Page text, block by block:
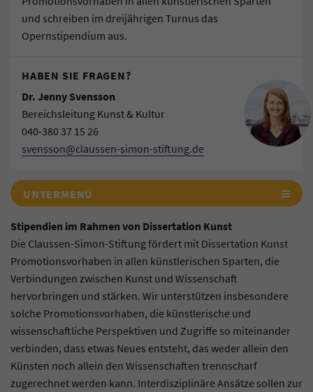
und schreiben im dreijährigen Turnus das
Opernstipendium aus.
HABEN SIE FRAGEN?
Dr. Jenny Svensson
Bereichsleitung Kunst & Kultur
040-380 37 15 26
svensson@claussen-simon-stiftung.de
UNTERMENÜ
Stipendien im Rahmen von Dissertation Kunst
Die Claussen-Simon-Stiftung fördert mit Dissertation Kunst
Promotionsvorhaben in allen künstlerischen Sparten, die
Verbindungen zwischen Kunst und Wissenschaft
hervorbringen und stärken. Wir unterstützen insbesondere
solche Promotionsvorhaben, die künstlerische und
wissenschaftliche Perspektiven und Zugriffe so miteinander
verbinden, dass etwas Neues entsteht, das weder allein den
Künsten noch allein den Wissenschaften trennscharf
zugerechnet werden kann. Interdisziplinäre Ansätze sollen zur